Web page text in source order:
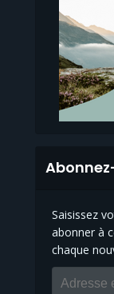
Saisissez
abonner à
chaque
Adresse